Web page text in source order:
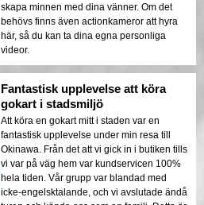
skapa minnen med dina vänner. Om det
behövs finns även actionkameror att hyra
här, så du kan ta dina egna personliga
videor.
Fantastisk upplevelse att köra
gokart i stadsmiljö
Att köra en gokart mitt i staden var en
fantastisk upplevelse under min resa till
Okinawa. Från det att vi gick in i butiken tills
vi var på väg hem var kundservicen 100%
hela tiden. Vår grupp var blandad med
icke-engelsktalande, och vi avslutade ändå